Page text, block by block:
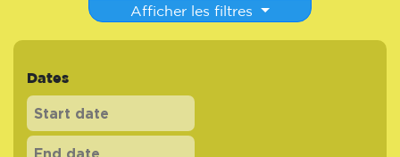
Afficher les filtres
Dates